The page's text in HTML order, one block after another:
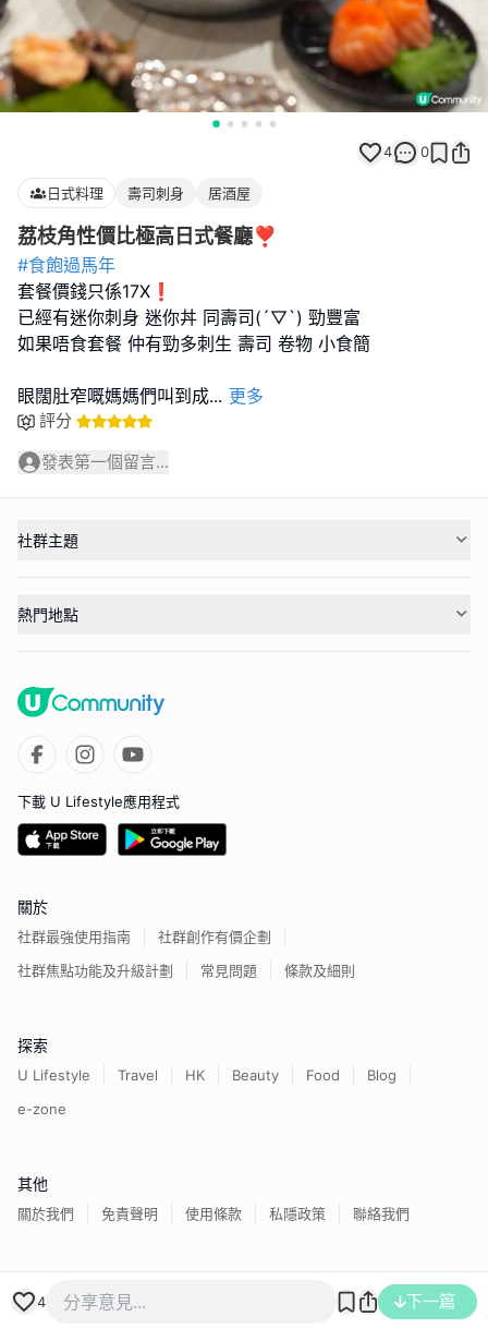
4 0
日式料理 壽司刺身 居酒屋
荔枝角性價比極高日式餐廳❣️
#食飽過馬年
套餐價錢只係17X❗️
已經有迷你刺身 迷你丼 同壽司(´▽`) 勁豐富
如果唔食套餐 仲有勁多刺生 壽司 卷物 小食簡
眼闊肚窄嘅媽媽們叫到成... 更多
評分
發表第一個留言...
4 下一篇
社群主題
熱門地點
下載 U Lifestyle應用程式
關於
社群最強使用指南
社群創作有價企劃
社群焦點功能及升級計劃
常見問題 條款及細則
探索
U Lifestyle Travel HK Beauty Food
Blog
e-zone
其他
關於我們 免責聲明 使用條款 私隱政策 聯絡我們
香港經濟日報版權所有©